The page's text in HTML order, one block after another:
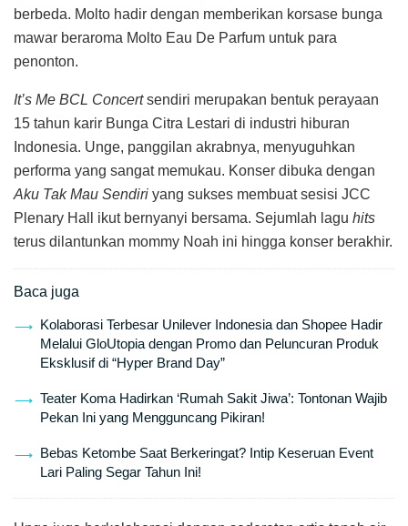
berbeda. Molto hadir dengan memberikan korsase bunga
mawar beraroma Molto Eau De Parfum untuk para
penonton.
It’s Me BCL Concertsendiri merupakan bentuk perayaan
15 tahun karir Bunga Citra Lestari di industri hiburan
Indonesia. Unge, panggilan akrabnya, menyuguhkan
performa yang sangat memukau. Konser dibuka dengan
Aku Tak Mau Sendiri yang sukses membuat sesisi JCC
Plenary Hall ikut bernyanyi bersama. Sejumlah lagu hits
terus dilantunkan mommy Noah ini hingga konser berakhir.
Baca juga
Kolaborasi Terbesar Unilever Indonesia dan Shopee Hadir
Melalui GloUtopia dengan Promo dan Peluncuran Produk
Eksklusif di “Hyper Brand Day”
Teater Koma Hadirkan ‘Rumah Sakit Jiwa’: Tontonan Wajib
Pekan Ini yang Mengguncang Pikiran!
Bebas Ketombe Saat Berkeringat? Intip Keseruan Event
Lari Paling Segar Tahun Ini!